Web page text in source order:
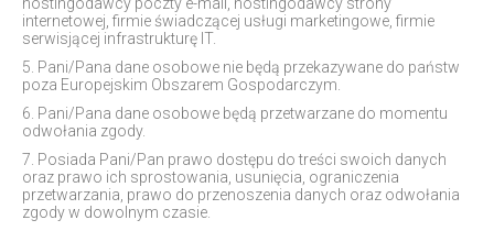
hostingodawcy poczty e-mail, hostingodawcy strony
internetowej, firmie świadczącej usługi marketingowe, firmie
serwisjącej infrastrukturę IT.
5. Pani/Pana dane osobowe nie będą przekazywane do państw
poza Europejskim Obszarem Gospodarczym.
6. Pani/Pana dane osobowe będą przetwarzane do momentu
odwołania zgody.
7. Posiada Pani/Pan prawo dostępu do treści swoich danych
oraz prawo ich sprostowania, usunięcia, ograniczenia
przetwarzania, prawo do przenoszenia danych oraz odwołania
zgody w dowolnym czasie.